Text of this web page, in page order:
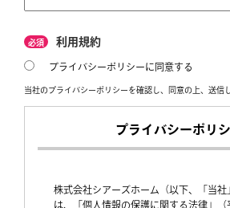
必須 利用規約
プライバシーポリシーに同意する
当社のプライバシーポリシーを確認し、同意の上、送信
プライバシーポリ
株式会社シアーズホーム（以下、「当社
は、「個人情報の保護に関する法律」（